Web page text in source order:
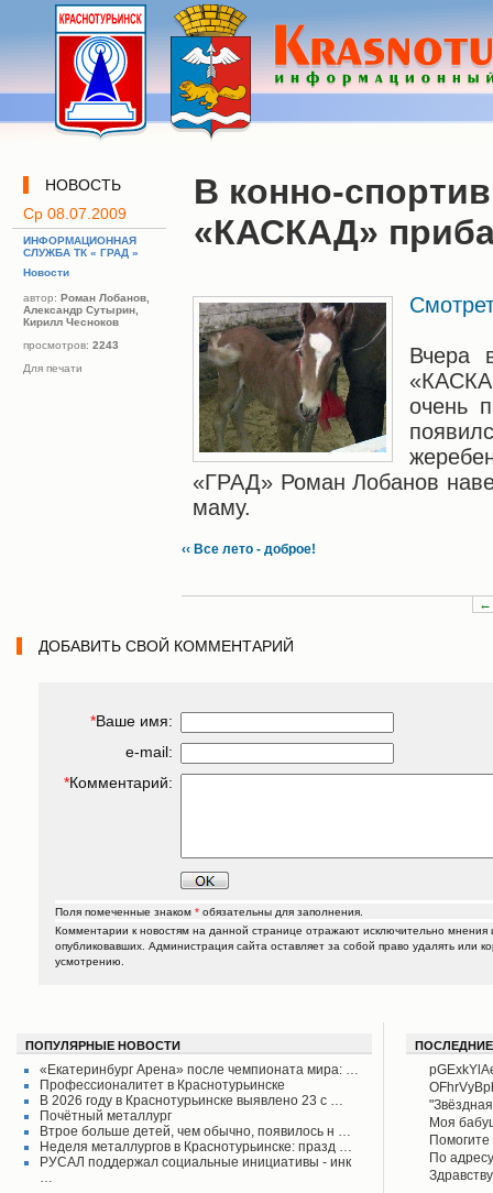
НОВОСТЬ
Ср 08.07.2009
ИНФОРМАЦИОННАЯ
СЛУЖБА ТК « ГРАД »
Новости
автор: Роман Лобанов,
Александр Сутырин,
Кирилл Чесноков
просмотров: 2243
Для печати
В конно-
«КАСКАД»
Вчера
очень
«ГРАД» Роман Лобанов
маму.
‹‹ Все лето - доброе!
←
ДОБАВИТЬ СВОЙ КОММЕНТАРИЙ
*Ваше имя:
e-mail:
*Комментарий:
Поля помеченные знаком * обязательны для заполнения.
Комментарии к новостям на данной странице отражают исключительно мнения
опубликовавших. Администрация сайта оставляет за собой право удалять или
усмотрению.
ПОПУЛЯРНЫЕ НОВОСТИ
«Екатеринбург Арена» после чемпионата мира: …
Профессионалитет в Краснотурьинске
В 2026 году в Краснотурьинске выявлено 23 с …
Почётный металлург
Втрое больше детей, чем обычно, появилось н …
Неделя металлургов в Краснотурьинске: празд …
РУСАЛ поддержал социальные инициативы - инк
…
своего
поднял
Моя
Айрих
в
По